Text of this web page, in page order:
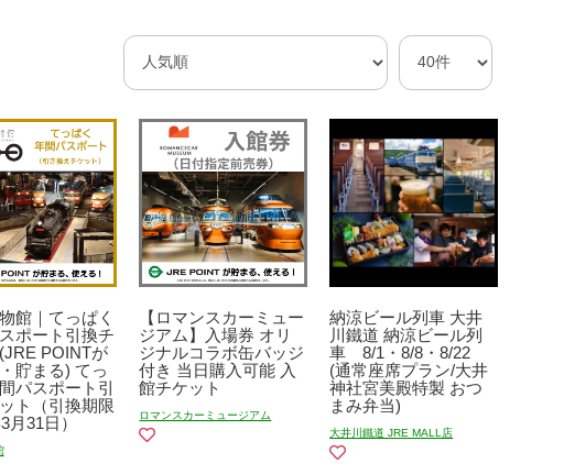
館｜てっぱく
ポート引換チ
POINTが
貯まる) てっ
パスポート引
ト（引換期限
月31日）
【ロマンスカーミュー
ジアム】入場券 オリ
ジナルコラボ缶バッジ
付き 当日購入可能 入
館チケット
ロマンスカーミュージアム
納涼ビール列車 大井
川鐵道 納涼ビール列
車 8/1・8/8・8/22
(通常座席プラン/大井
神社宮美殿特製 おつ
まみ弁当)
大井川鐵道 JRE MALL店